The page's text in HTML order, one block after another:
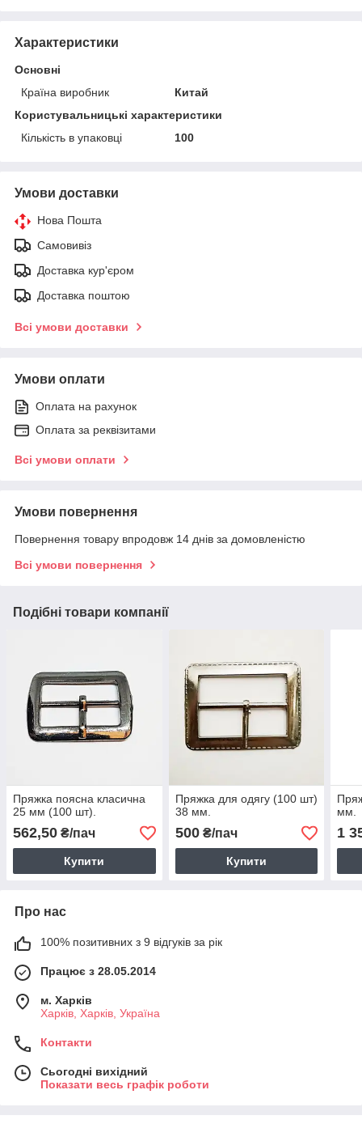
Характеристики
Основні
Країна виробник
Китай
Користувальницькі характеристики
Кількість в упаковці
100
Умови доставки
Нова Пошта
Самовивіз
Доставка кур'єром
Доставка поштою
Всі умови доставки
Умови оплати
Оплата на рахунок
Оплата за реквізитами
Всі умови оплати
Умови повернення
Повернення товару впродовж 14 днів за домовленістю
Всі умови повернення
Подібні товари компанії
Пряжка поясна класична
25 мм (100 шт).
562,50 ₴/пач
Купити
Пряжка для одягу (100 шт)
38 мм.
500₴/пач
Купити
мм.
1
Про нас
100% позитивних з 9 відгуків за рік
Працює з 28.05.2014
м. Харків
Харків, Харків, Україна
Контакти
Сьогодні вихідний
Показати весь графік роботи